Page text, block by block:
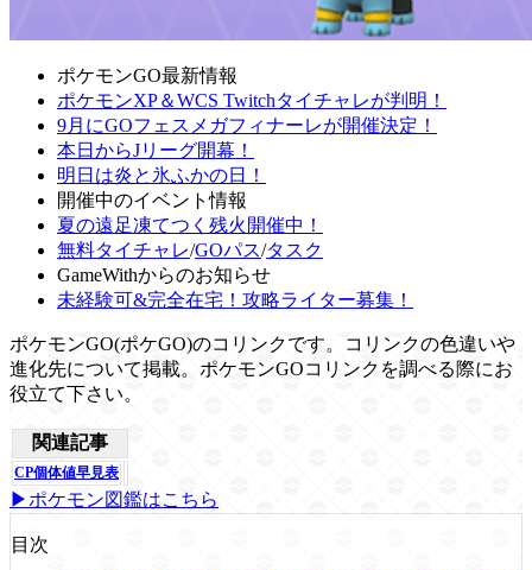
ポケモンGO最新情報
ポケモンXP＆WCS Twitchタイチャレが判明！
9月にGOフェスメガフィナーレが開催決定！
本日からJリーグ開幕！
明日は炎と氷ふかの日！
開催中のイベント情報
夏の遠足凍てつく残火開催中！
無料タイチャレ/GOパス/タスク
GameWithからのお知らせ
未経験可&完全在宅！攻略ライター募集！
ポケモンGO(ポケGO)のコリンクです。コリンクの色違いや
進化先について掲載。ポケモンGOコリンクを調べる際にお
役立て下さい。
関連記事
CP個体値早見表
▶ポケモン図鑑はこちら
目次